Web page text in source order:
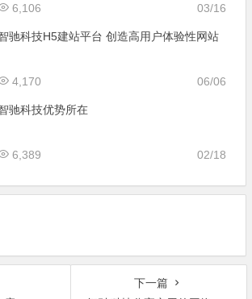
03/16
6,106
驰科技H5建站平台 创造高用户体验性网站
06/06
4,170
驰科技优势所在
02/18
6,389
下一篇